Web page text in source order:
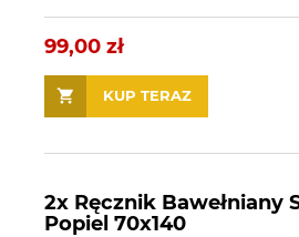
99,00 zł
KUP TERAZ
2x Ręcznik Bawełniany
Popiel 70x140